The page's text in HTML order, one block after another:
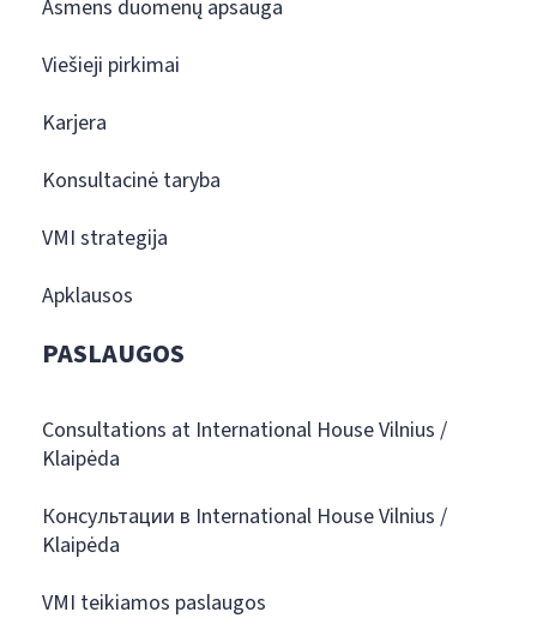
Asmens duomenų apsauga
Viešieji pirkimai
Karjera
Konsultacinė taryba
VMI strategija
Apklausos
PASLAUGOS
Consultations at International House Vilnius /
Klaipėda
Консультации в International House Vilnius /
Klaipėda
VMI teikiamos paslaugos